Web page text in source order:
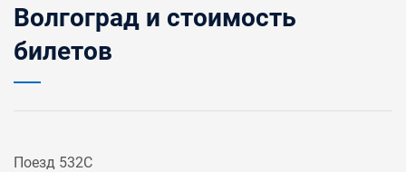
Волгоград и стоимость
билетов
Поезд 532С